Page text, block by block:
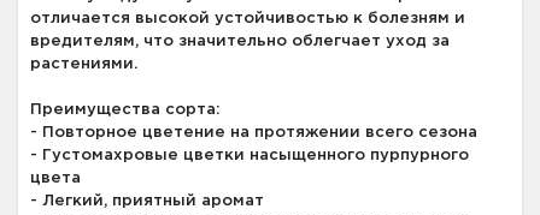
отличается высокой устойчивостью к болезням и
вредителям, что значительно облегчает уход за
растениями.
Преимущества сорта:
- Повторное цветение на протяжении всего сезона
- Густомахровые цветки насыщенного пурпурного
цвета
- Легкий, приятный аромат